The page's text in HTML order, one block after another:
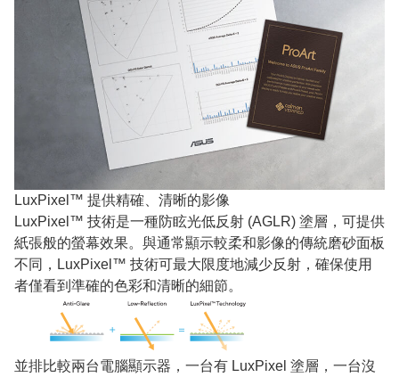
LuxPixel™ 提供精確、清晰的影像
LuxPixel™ 技術是一種防眩光低反射 (AGLR) 塗層，可提供
紙張般的螢幕效果。與通常顯示較柔和影像的傳統磨砂面板
不同，LuxPixel™ 技術可最大限度地減少反射，確保使用
者僅看到準確的色彩和清晰的細節。
並排比較兩台電腦顯示器，一台有 LuxPixel 塗層，一台沒